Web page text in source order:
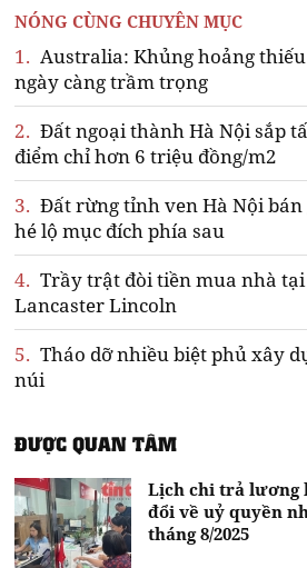
NÓNG CÙNG CHUYÊN MỤC
1. Australia: Khủng hoảng
ngày càng trầm trọng
2. Đất ngoại thành Hà Nội sắp
điểm chỉ hơn 6 triệu đồng/m2
3. Đất rừng tỉnh ven Hà Nội
hé lộ mục đích phía sau
4. Trầy trật đòi tiền mua nhà tại
Lancaster Lincoln
5. Tháo dỡ nhiều biệt phủ xây
núi
ĐƯỢC QUAN TÂM
Lịch chi trả lương
đổi về uỷ quyền
tháng 8/2025